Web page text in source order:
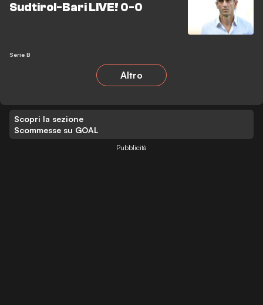
Sudtirol-Bari LIVE! 0-0
Serie B
Altro
Scopri la sezione
Scommesse su GOAL
Pubblicità